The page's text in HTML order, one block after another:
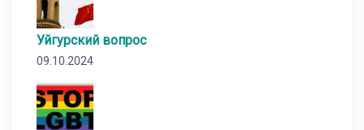
Уйгурский вопрос
09.10.2024